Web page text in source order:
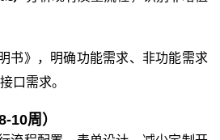
书》，明确功能需求、非功能需求
口需求。
-10周）